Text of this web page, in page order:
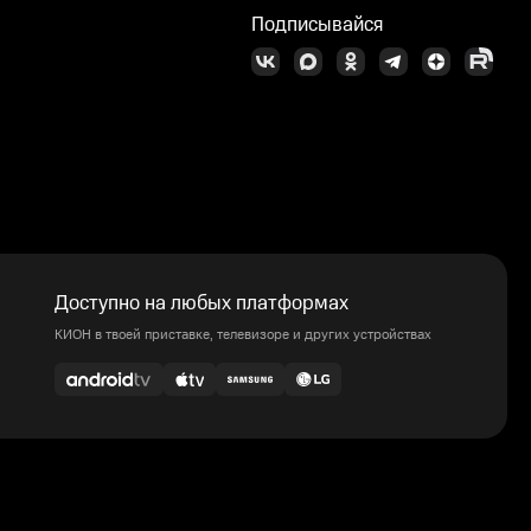
Подписывайся
Доступно на любых платформах
КИОН в твоей приставке, телевизоре и других устройствах